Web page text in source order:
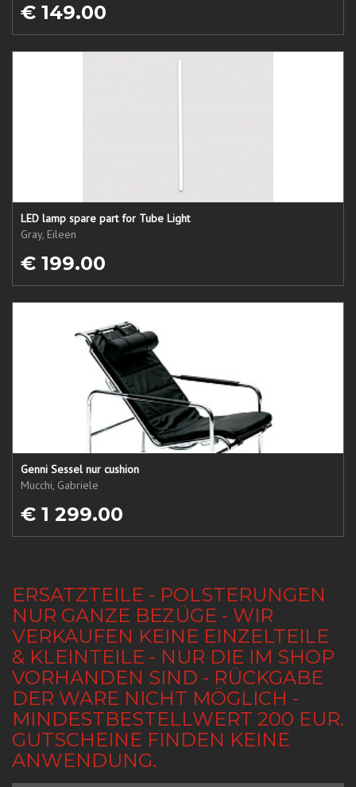
€ 149.00
LED lamp spare part for Tube Light
Gray, Eileen
€ 199.00
Genni Sessel nur cushion
Mucchi, Gabriele
€ 1 299.00
ERSATZTEILE - POLSTERUNGEN
NUR GANZE BEZÜGE - WIR
VERKAUFEN KEINE EINZELTEILE
& KLEINTEILE - NUR DIE IM SHOP
VORHANDEN SIND - RÜCKGABE
DER WARE NICHT MÖGLICH -
MINDESTBESTELLWERT 200 EUR.
GUTSCHEINE FINDEN KEINE
ANWENDUNG.